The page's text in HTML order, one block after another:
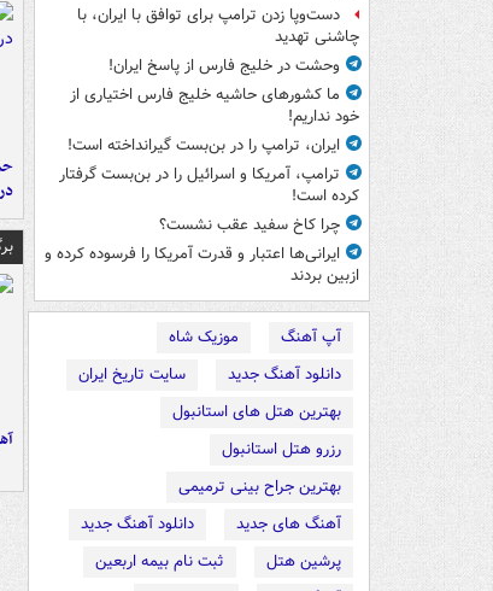
دست‌وپا زدن ترامپ برای توافق با ایران، با
چاشنی تهدید
وحشت در خلیج فارس از پاسخ ایران!
ما کشورهای حاشیه خلیج فارس اختیاری از
خود نداریم!
ایران، ترامپ را در بن‌بست گیرانداخته است!
ترامپ، آمریکا و اسرائیل را در بن‌بست گرفتار
کرده است!
چرا کاخ سفید عقب نشست؟
ایرانی‌ها اعتبار و قدرت آمریکا را فرسوده کرده و
ازبین بردند
آپ آهنگ
موزیک شاه
دانلود آهنگ جدید
سایت تاریخ ایران
بهترین هتل های استانبول
رزرو هتل استانبول
بهترین جراح بینی ترمیمی
آهنگ های جدید
دانلود آهنگ جدید
پرشین هتل
ثبت نام بیمه اربعین